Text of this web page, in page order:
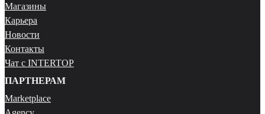
Магазины
Карьера
Новости
Контакты
Чат с INTERTOP
ПАРТНЕРАМ
Marketplace